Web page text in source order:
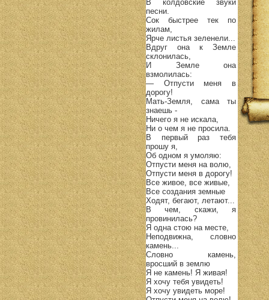
В колдовские звуки
песни.
Сок быстрее тек по
жилам,
Ярче листья зеленели...
Вдруг она к Земле
склонилась,
И Земле она
взмолилась:
— Отпусти меня в
дорогу!
Мать-Земля, сама ты
знаешь -
Ничего я не искала,
Ни о чем я не просила.
В первый раз тебя
прошу я,
Об одном я умоляю:
Отпусти меня на волю,
Отпусти меня в дорогу!
Все живое, все живые,
Все создания земные
Ходят, бегают, летают...
В чем, скажи, я
провинилась?
Я одна стою на месте,
Неподвижна, словно
камень...
Словно камень,
вросший в землю
Я не камень! Я живая!
Я хочу тебя увидеть!
Я хочу увидеть море!